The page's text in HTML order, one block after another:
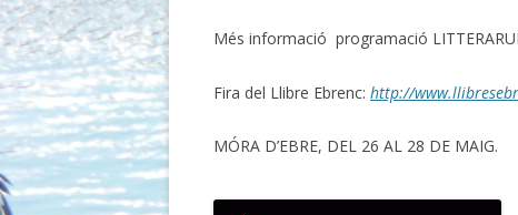
Més informació programació
Fira del Llibre Ebrenc: http://
MÓRA D’EBRE, DEL 26 AL 28 DE MAIG.